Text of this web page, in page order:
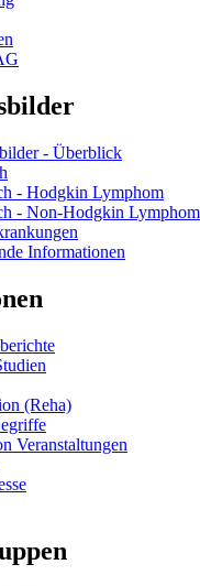
- Überblick
- Hodgkin Lymphom
- Non-Hodgkin
Informationen
(Reha)
Veranstaltungen